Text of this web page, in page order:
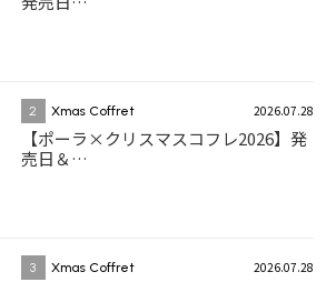
2 Xmas Coffret 2026.07.28
【ポーラ×クリスマスコフレ2026】発
売日＆…
3 Xmas Coffret 2026.07.28